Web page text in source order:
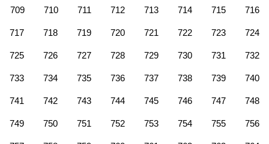
709 710 711 712 713 714 715 716
717 718 719 720 721 722 723 724
725 726 727 728 729 730 731 732
733 734 735 736 737 738 739 740
741 742 743 744 745 746 747 748
749 750 751 752 753 754 755 756